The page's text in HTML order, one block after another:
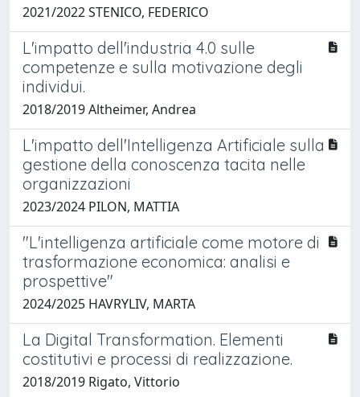
2021/2022 STENICO, FEDERICO
L'impatto dell'industria 4.0 sulle
competenze e sulla motivazione degli
individui.
2018/2019 Altheimer, Andrea
L'impatto dell'Intelligenza Artificiale sulla
gestione della conoscenza tacita nelle
organizzazioni
2023/2024 PILON, MATTIA
"L'intelligenza artificiale come motore di
trasformazione economica: analisi e
prospettive"
2024/2025 HAVRYLIV, MARTA
La Digital Transformation. Elementi
costitutivi e processi di realizzazione.
2018/2019 Rigato, Vittorio